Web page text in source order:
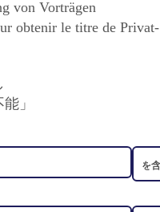
von Vorträgen
obtenir le titre de Privat-
」